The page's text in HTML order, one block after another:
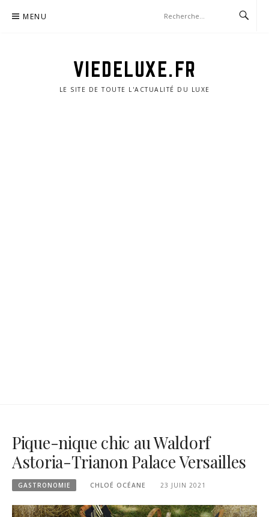
MENU
VIEDELUXE.FR
LE SITE DE TOUTE L'ACTUALITÉ DU LUXE
Pique-nique chic au Waldorf
Astoria-Trianon Palace Versailles
GASTRONOMIE CHLOÉ OCÉANE 23 JUIN 2021